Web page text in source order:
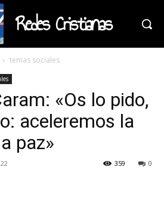
Redes Cristianas
temas sociales
«Os lo pido,
aceleremos la
paz»
0
359